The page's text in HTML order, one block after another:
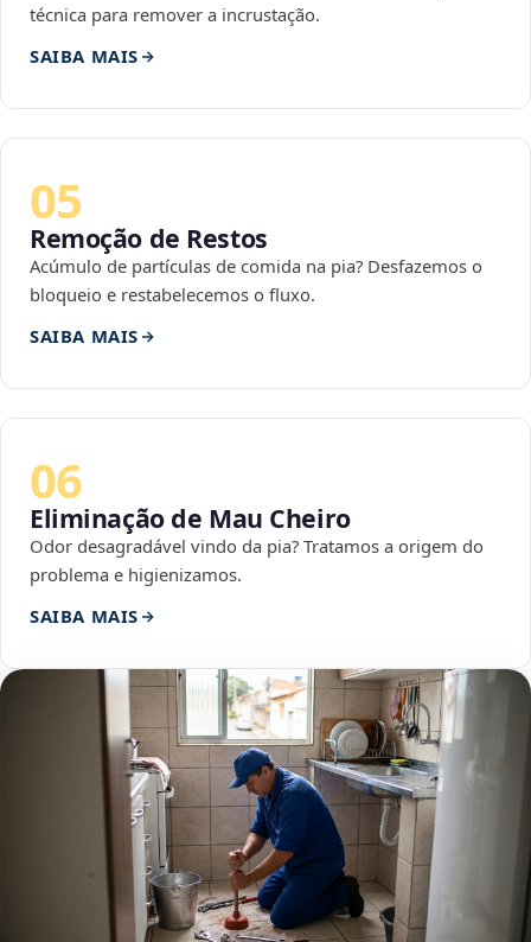
técnica para remover a incrustação.
SAIBA MAIS
05
Remoção de Restos
Acúmulo de partículas de comida na pia? Desfazemos o
bloqueio e restabelecemos o fluxo.
SAIBA MAIS
06
Eliminação de Mau Cheiro
Odor desagradável vindo da pia? Tratamos a origem do
problema e higienizamos.
SAIBA MAIS